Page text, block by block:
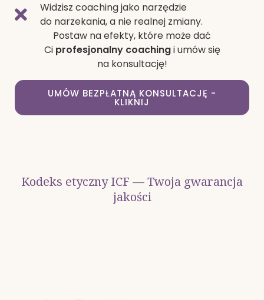
Widzisz coaching jako narzędzie
do narzekania, a nie realnej zmiany.
Postaw na efekty, które może dać
Ci profesjonalny coachingi umów się
na konsultację!
UMÓW BEZPŁATNĄ KONSULTACJĘ -
KLIKNIJ
Kodeks etyczny ICF — Twoja gwarancja
jakości